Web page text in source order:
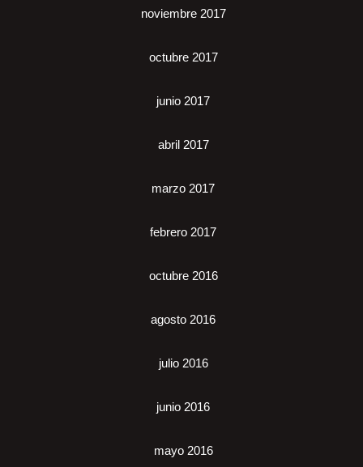
noviembre 2017
octubre 2017
junio 2017
abril 2017
marzo 2017
febrero 2017
octubre 2016
agosto 2016
julio 2016
junio 2016
mayo 2016